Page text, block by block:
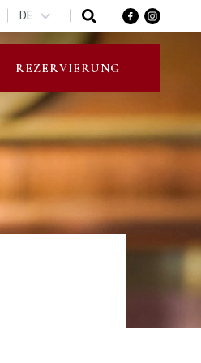
DE
REZERVIERUNG